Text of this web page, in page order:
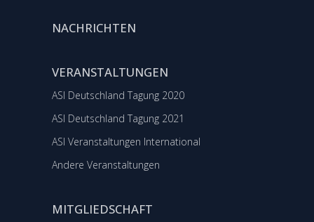
NACHRICHTEN
VERANSTALTUNGEN
ASI Deutschland Tagung 2020
ASI Deutschland Tagung 2021
ASI Veranstaltungen International
Andere Veranstaltungen
MITGLIEDSCHAFT